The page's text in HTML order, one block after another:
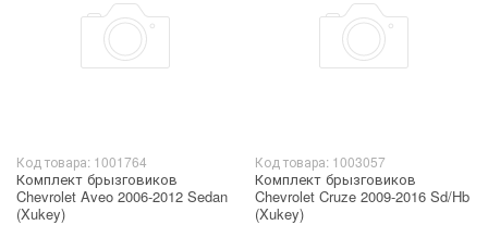
Код товара: 1001764
Комплект брызговиков
Chevrolet Aveo 2006-2012 Sedan
(Xukey)
Код товара: 1003057
Комплект брызговиков
Chevrolet Cruze 2009-2016 Sd/Hb
(Xukey)